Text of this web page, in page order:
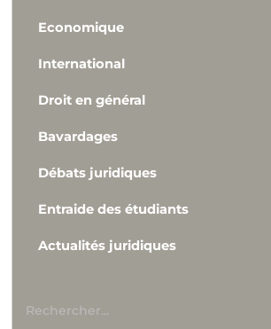
Economique
International
Droit en général
Bavardages
Débats juridiques
Entraide des étudiants
Actualités juridiques